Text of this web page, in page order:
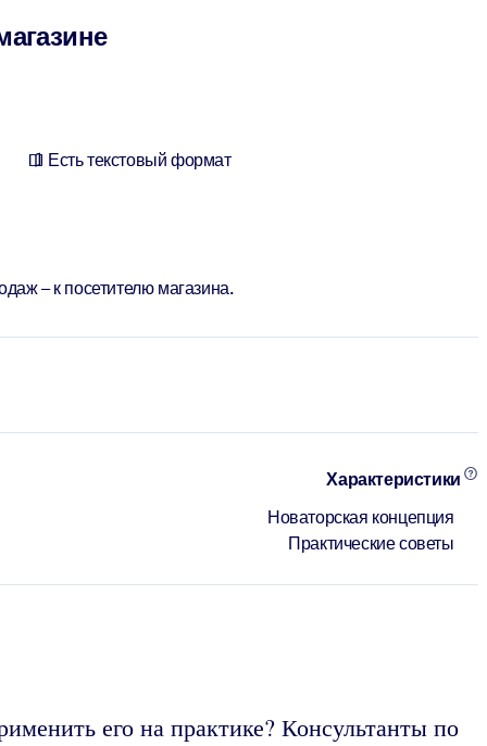
Есть текстовый формат
– к посетителю магазина.
Характеристики
Новаторская концепция
Практические советы
его на практике? Консультанты по